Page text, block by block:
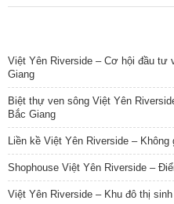
Việt Yên Riverside – Cơ hội đầu tư
Giang
Biệt thự ven sông Việt Yên
Bắc Giang
Liền kề Việt Yên Riverside –
Shophouse Việt Yên Riverside –
Việt Yên Riverside – Khu đô thị